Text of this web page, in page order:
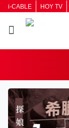
i-CABLE HOY TV